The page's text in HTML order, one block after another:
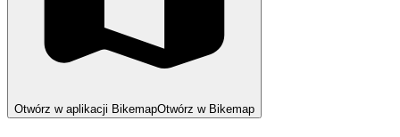
Otwórz w aplikacji BikemapOtwórz w Bikemap